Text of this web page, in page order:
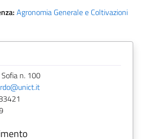
Agronomia Generale e Coltivazioni
n. 100